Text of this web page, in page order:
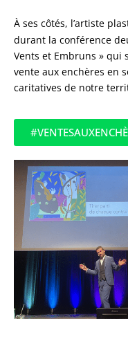
À ses côtés, l’artiste
durant la conférence
Vents et Embruns » qui
vente aux enchères en
caritatives de notre